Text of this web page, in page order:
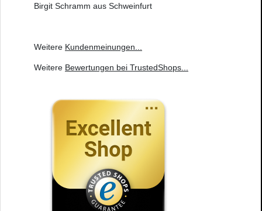
Birgit Schramm aus Schweinfurt
Weitere Kundenmeinungen...
Weitere Bewertungen bei TrustedShops...